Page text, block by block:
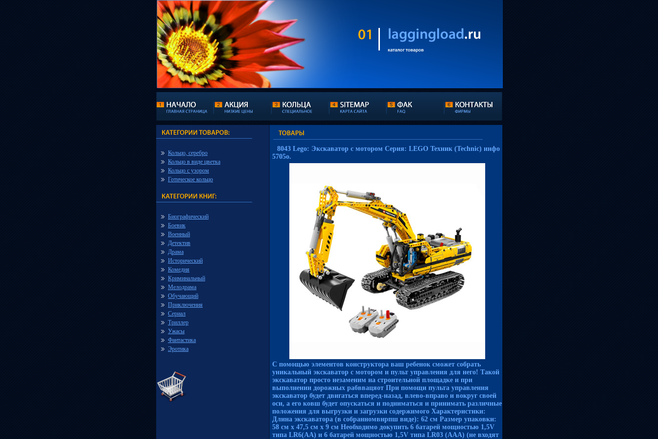
Кольцо, серебро
Кольцо в виде цветка
Кольцо с узором
Готическое кольцо
Биографический
Боевик
Военный
Детектив
Драма
Исторический
Комедия
Криминальный
Мелодрама
Обучающий
Приключения
Сериал
Триллер
Ужасы
Фантастика
Эротика
8043 Lego: Экскаватор с мотором Серия: LEGO Техник (Technic) инфо
5705o.
С помощью элементов конструктора ваш ребенок сможет собрать
уникальный экскаватор с мотором и пульт управления для него! Такой
экскаватор просто незаменим на строительной площадке и при
выполнении дорожных рабввацяот При помощи пульта управления
экскаватор будет двигаться вперед-назад, влево-вправо и вокруг своей
оси, а его ковш будет опускаться и подниматься и принимать различные
положения для выгрузки и загрузки содержимого Характеристики:
Длина экскаватора (в собранномвнрпш виде): 62 см Размер упаковки:
58 см x 47,5 см x 9 см Необходимо докупить 6 батарей мощностью 1,5V
типа LR6(АА) и 6 батарей мощностью 1,5V типа LR03 (ААА) (не входят